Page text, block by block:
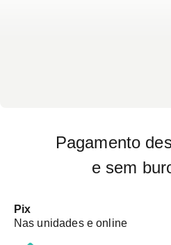
Pagamento
e sem
Pix
Nas unidades e online